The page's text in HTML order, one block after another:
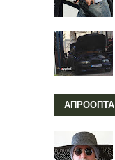
ΑΠΡΟΟΠΤΑ